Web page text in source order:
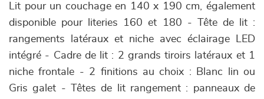
Lit pour un couchage en 140 x 190 cm, également
disponible pour literies 160 et 180 - Tête de lit :
rangements latéraux et niche avec éclairage LED
intégré - Cadre de lit : 2 grands tiroirs latéraux et 1
niche frontale - 2 finitions au choix : Blanc lin ou
Gris galet - Têtes de lit rangement : panneaux de